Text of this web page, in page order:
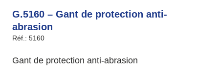
G.5160 – Gant de protection anti-
abrasion
Réf.: 5160
Gant de protection anti-abrasion